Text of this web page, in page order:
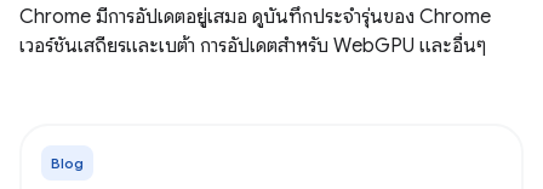
Chrome มีการอัปเดตอยู่เสมอ ดูบันทึกประจำรุ่นของ Chrome
เวอร์ชันเสถียรและเบต้า การอัปเดตสำหรับ WebGPU และอื่นๆ
Blog